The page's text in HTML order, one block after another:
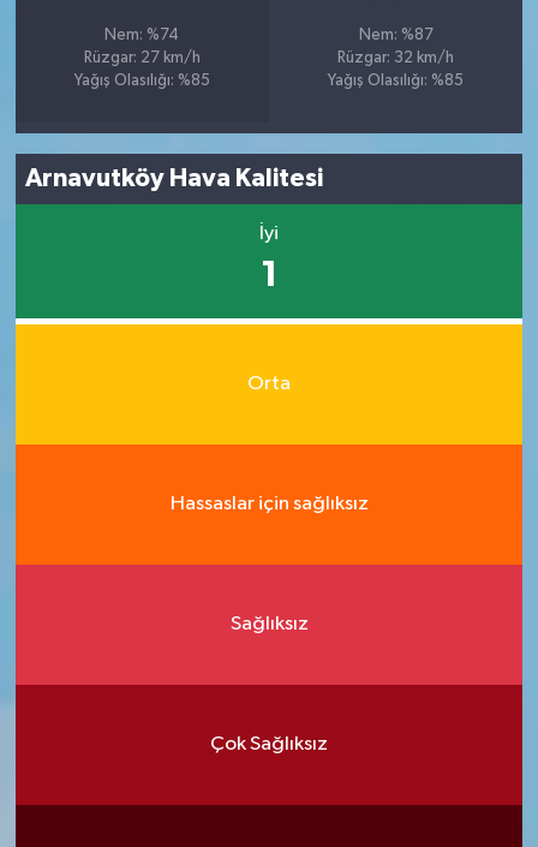
Nem: %74
Rüzgar: 27 km/h
Yağış Olasılığı: %85
Nem: %87
Rüzgar: 32 km/h
Yağış Olasılığı: %85
Arnavutköy Hava Kalitesi
İyi
1
Orta
Hassaslar için sağlıksız
Sağlıksız
Çok Sağlıksız